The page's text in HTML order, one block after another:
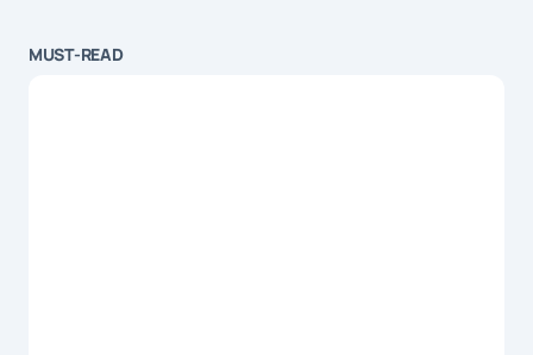
MUST-READ